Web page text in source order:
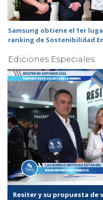
Samsung obtiene el 1er
ranking de Sostenibilidad
Ediciones Especiales
Resiter y su propuesta de